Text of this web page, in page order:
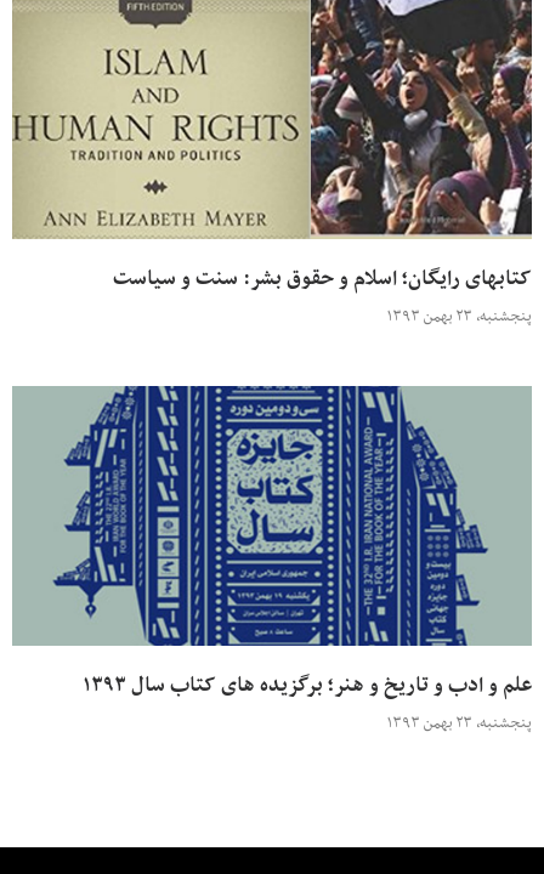
کتابهای رایگان؛ اسلام و حقوق بشر: سنت و سیاست
پنجشنبه، ۲۳ بهمن ۱۳۹۳
علم و ادب و تاریخ و هنر؛ برگزیده های کتاب سال ۱۳۹۳
پنجشنبه، ۲۳ بهمن ۱۳۹۳